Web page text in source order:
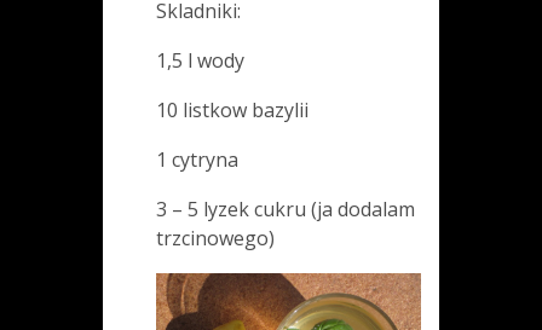
Skladniki:
1,5 l wody
10 listkow bazylii
1 cytryna
3 – 5 lyzek cukru (ja dodalam
trzcinowego)